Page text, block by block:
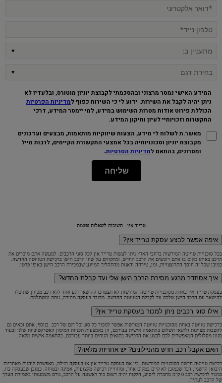
המידע האישי נמסר מרצוני ובהסכמתי לקבוצת יוניון מוטורס, ובלעדיו לא
ניתן יהיה לקבל את השירות. ידוע לי כי השירות כפוף למדיניות הפרטיות
הכוללת פירוט אודות מטרות השימוש במידע, למי יימסר המידע, דרכי
התקשרות וזכויותיי לעיון ותיקון המידע.
מאשר.ת לשלוח לי מידע, הצעות שיווקיות מותאמות, מבצעים ועדכונים
מקבוצת יוניון וסכונויותיה בכל אמצעי התקשורת הקיימים, לרבות מייל
ומסרונים, בהתאם למדיניות הפרטיות.
שליחה
טרייד-אין - תשובות לשאלות נפוצות
איפה אפשר לבצע עסקת טרייד אין?
בכל סוכנויות טויוטה המורשות ברחבי הארץ ניתן לעשות טרייד אין לכל סוגי הרכבים. למעשה אתם מוכרים את
הרכב באותו מקום בו אתם רוכשים את הרכב החדש, ומתקזזים על שווי הרכב הישן ברכישת הטויוטה החדשה.
כמובן שכל זה חוסך התרוצצויות, זמן, טירחה ודאגות מהתהליך המייגע שבמכירת הרכב הישן באופן פרטי.
איך אסתדר מרגע מסירת הרכב הישן שלי ועד קבלת החדש?
בעסקת טרייד אין באחת מסוכנויות טויוטה המורשות לא תצטרכו להישאר רגע אחד ללא רכב מכיוון שתוכלו
להישאר עם הרכב הישן שלכם עד לקבלת הטויוטה החדשה. מדובר בעסקה מהירה, נוחה ומשתלמת.
אילו סוגי רכבים ניתן למכור בעסקת טרייד אין?
ברכישת טויוטה באחת מסוכנויות טויוטה המורשות אפשר למכור כל סוג וכל דגם של רכב. בנוסף, אתם זכאים גם
להטבות מצוינות ולתנאי תשלום בהתאמה אישית עבורכם, הן באמצעות תכניות המימון האטרקטיביות שלנו ובעוד
מגוון מסלולים המאפשרים לכם לבצע את הרכישה בתנאים הנוחים ביותר עבורכם, בהתאמה אישית מלאה.
האם אקבל רכב חדש מהניילונים? יש אחריות מלאה?
רכישת טויוטה חדשה בסוכנויות המורשות, בין אם בעסקת טרייד אין או בעסקה רגילה, מאפשרת ליהנות מאחריות
היבואן הרשמי, דבר שכמובן לא קיים במקום אחר, ומחוויית רכישה מקצועית, אמינה ובטוחה. כמובן שבעסקה כזו,
בניגוד לרכישת רכב 0 ק"מ מחברת ליסינג, הלקוח יהיה רשום כיד ראשונה על הרכב, גורם משמעותי בשמירת הערך
של הרכב לעתיד.